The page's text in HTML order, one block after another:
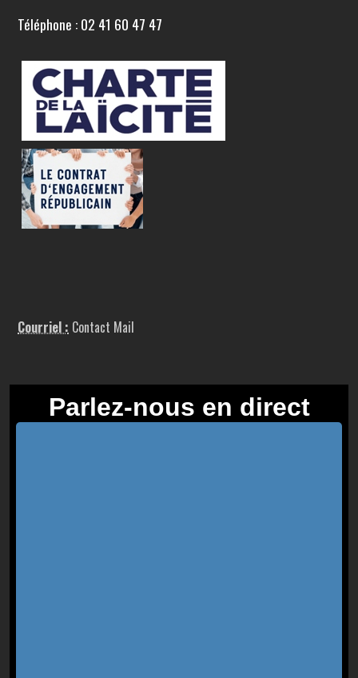
Téléphone : 02 41 60 47 47
Courriel : Contact Mail